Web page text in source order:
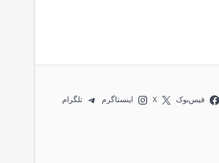
فیس‌بوک X اینستاگرم تلگرام